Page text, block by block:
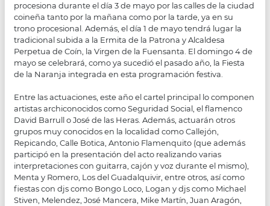
procesiona durante el día 3 de mayo por las calles de la ciudad
coineña tanto por la mañana como por la tarde, ya en su
trono procesional. Además, el día 1 de mayo tendrá lugar la
tradicional subida a la Ermita de la Patrona y Alcaldesa
Perpetua de Coín, la Virgen de la Fuensanta. El domingo 4 de
mayo se celebrará, como ya sucedió el pasado año, la Fiesta
de la Naranja integrada en esta programación festiva.
Entre las actuaciones, este año el cartel principal lo componen
artistas archiconocidos como Seguridad Social, el flamenco
David Barrull o José de las Heras. Además, actuarán otros
grupos muy conocidos en la localidad como Callejón,
Repicando, Calle Botica, Antonio Flamenquito (que además
participó en la presentación del acto realizando varias
interpretaciones con guitarra, cajón y voz durante el mismo),
Menta y Romero, Los del Guadalquivir, entre otros, así como
fiestas con djs como Bongo Loco, Logan y djs como Michael
Stiven, Melendez, José Mancera, Mike Martín, Juan Aragón,